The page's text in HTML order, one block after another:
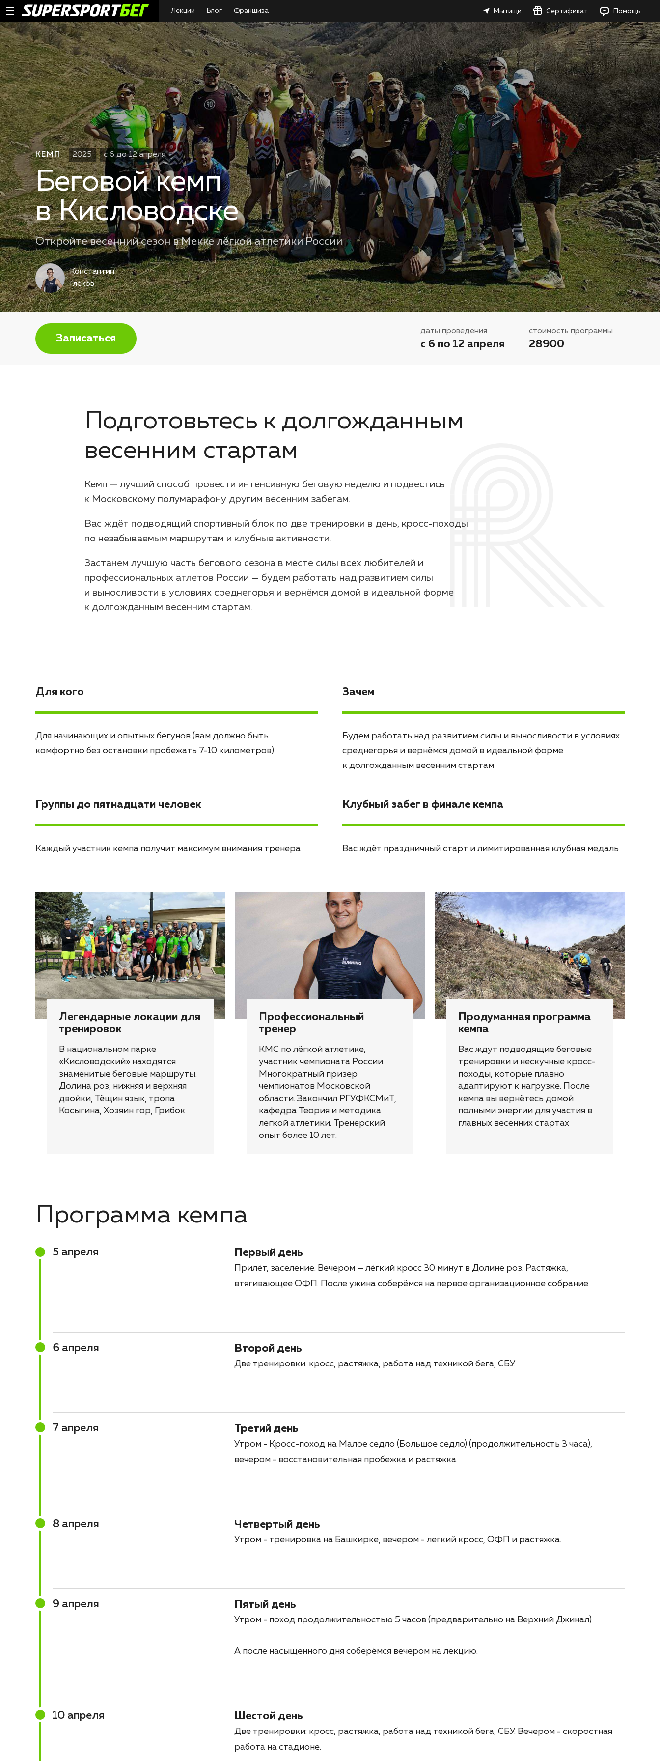
Лекции Блог Франшиза Мытищи Сертификат Помощь
КЕМП 2025 с 6 до 12 апреля
Беговой кемп
в Кисловодске
Откройте весенний сезон в Мекке лёгкой атлетики России
Константин
Глеков
Записаться
даты проведения
с 6 по 12 апреля
стоимость программы
28900
Подготовьтесь к долгожданным
весенним стартам
Кемп — лучший способ провести интенсивную беговую неделю и подвестись
к Московскому полумарафону другим весенним забегам.
Вас ждёт подводящий спортивный блок по две тренировки в день, кросс-походы
по незабываемым маршрутам и клубные активности.
Застанем лучшую часть бегового сезона в месте силы всех любителей и
профессиональных атлетов России — будем работать над развитием силы
и выносливости в условиях среднегорья и вернёмся домой в идеальной форме
к долгожданным весенним стартам.
Для кого
Для начинающих и опытных бегунов (вам должно быть
комфортно без остановки пробежать 7-10 километров)
Зачем
Будем работать над развитием силы и выносливости в условиях
среднегорья и вернёмся домой в идеальной форме
к долгожданным весенним стартам
Группы до пятнадцати человек
Каждый участник кемпа получит максимум внимания тренера
Клубный забег в финале кемпа
Вас ждёт праздничный старт и лимитированная клубная медаль
Легендарные локации для
тренировок
В национальном парке
«Кисловодский» находятся
знаменитые беговые маршруты:
Долина роз, нижняя и верхняя
двойки, Тёщин язык, тропа
Косыгина, Хозяин гор, Грибок
Профессиональный
тренер
КМС по лёгкой атлетике,
участник чемпионата России.
Многократный призер
чемпионатов Московской
области. Закончил РГУФКСМиТ,
кафедра Теория и методика
легкой атлетики. Тренерский
опыт более 10 лет.
Продуманная программа
кемпа
Вас ждут подводящие беговые
тренировки и нескучные кросс-
походы, которые плавно
адаптируют к нагрузке. После
кемпа вы вернётесь домой
полными энергии для участия в
главных весенних стартах
Программа кемпа
5 апреля Первый день
Прилёт, заселение. Вечером — лёгкий кросс 30 минут в Долине роз. Растяжка,
втягивающее ОФП. После ужина соберёмся на первое организационное собрание
6 апреля Второй день
Две тренировки: кросс, растяжка, работа над техникой бега, СБУ.
7 апреля Третий день
Утром - Кросс-поход на Малое седло (Большое седло) (продолжительность 3 часа),
вечером - восстановительная пробежка и растяжка.
8 апреля Четвертый день
Утром - тренировка на Башкирке, вечером - легкий кросс, ОФП и растяжка.
9 апреля Пятый день
Утром - поход продолжительностью 5 часов (предварительно на Верхний Джинал)
А после насыщенного дня соберёмся вечером на лекцию.
10 апреля Шестой день
Две тренировки: кросс, растяжка, работа над техникой бега, СБУ. Вечером - скоростная
работа на стадионе.